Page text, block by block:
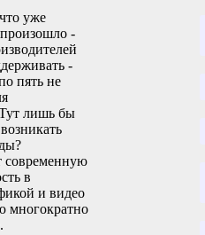
уже
-
-
пять не
лишь бы
современную
в
и видео
многократно